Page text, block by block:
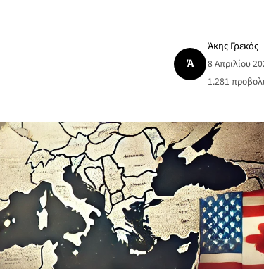
Ά
Άκης Γρεκός
8 Απριλίου
1.281